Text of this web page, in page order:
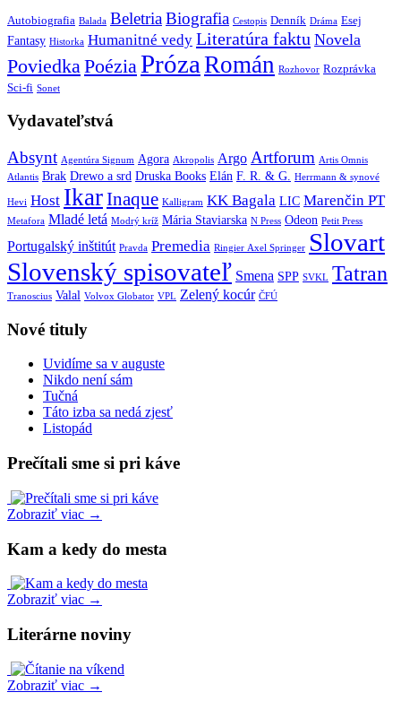
Autobiografia Balada BeletriaBiografia Cestopis Denník Dráma Esej
Fantasy Historka Humanitné vedy Literatúra faktu Novela
Poviedka Poézia Próza Román Rozhovor Rozprávka
Sci-fi Sonet
Vydavateľstvá
Absynt Agentúra Signum Agora Akropolis Argo Artforum Artis Omnis
Atlantis Brak Drewo a srd Druska Books Elán F. R. & G. Herrmann & synové
Hevi Host IkarInaque Kalligram KK Bagala LIC Marenčin PT
Metafora Mladé letá Modrý kríž Mária Staviarska N Press Odeon Petit Press
Portugalský inštitút Pravda Premedia Ringier Axel Springer Slovart
Slovenský spisovateľ Smena SPP SVKL Tatran
Tranoscius Valal Volvox Globator VPL Zelený kocúr ČFÚ
Nové tituly
Uvidíme sa v auguste
Nikdo není sám
Tučná
Táto izba sa nedá zjesť
Listopád
Prečítali sme si pri káve
Zobraziť viac →
Kam a kedy do mesta
Zobraziť viac →
Literárne noviny
Zobraziť viac →